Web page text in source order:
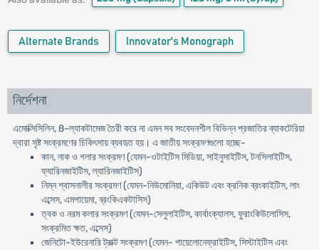
Alternate Brands Innovator's Monograph
নির্দেশনা
এমোক্সিসিলিন, ß-ল্যাকটামেজ তৈরী করে না এমন সব সংবেদনশীল বিভিন্ন প্রজাতির ব্যাকটেরিয়া
দ্বারা সৃষ্ট সংক্রমণের চিকিৎসায় ব্যবহৃত হয়। এ জাতীয় সংক্রমণগুলো হচ্ছে-
কান, নাক ও গলার সংক্রমণ (যেমন-ওটাইটিস মিডিয়া, সাইনুসাইটিস, টনসিলাইটিস,
ফ্যারিনজাইটিস, ল্যারিনজাইটিস)
নিম্ন শ্বাসনালীর সংক্রমণ (যেমন-নিউমোনিয়া, একিউট এবং ক্রনিক ব্রংকাইটিস, লাং
এব্সেস, এমপায়েমা, ব্রংকিএকটাসিস)
ত্বক ও নরম কলার সংক্রমণ (যেমন-সেলুলাইটিস, কার্বাংক্যালস, ফুরাংকিউলোসিস,
সংক্রমিত ক্ষত, এব্সেস)
জেনিটো-ইউরেনারি ট্রাক্ট সংক্রমণ (যেমন- পায়েলোনেফ্রাইটিস, সিস্টাইটিস এবং